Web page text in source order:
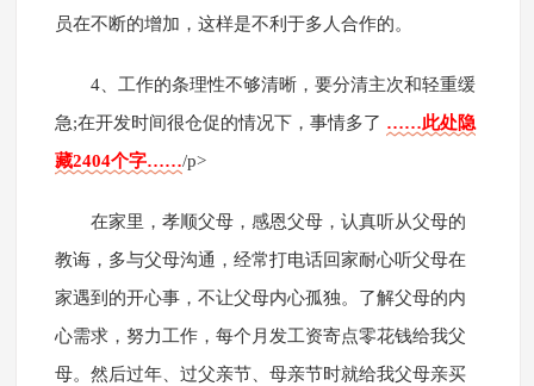
员在不断的增加，这样是不利于多人合作的。
4、工作的条理性不够清晰，要分清主次和轻重缓
急;在开发时间很仓促的情况下，事情多了 ……此处隐
藏2404个字……/p>
在家里，孝顺父母，感恩父母，认真听从父母的
教诲，多与父母沟通，经常打电话回家耐心听父母在
家遇到的开心事，不让父母内心孤独。了解父母的内
心需求，努力工作，每个月发工资寄点零花钱给我父
母。然后过年、过父亲节、母亲节时就给我父母亲买